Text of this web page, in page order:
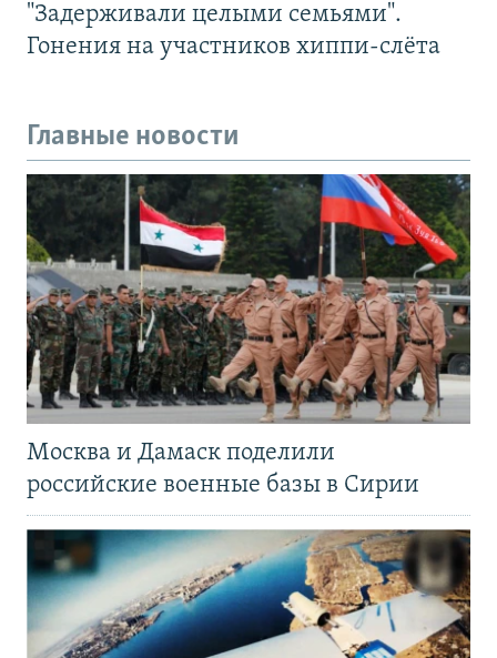
"Задерживали целыми семьями".
Гонения на участников хиппи-слёта
Главные новости
Москва и Дамаск поделили
российские военные базы в Сирии